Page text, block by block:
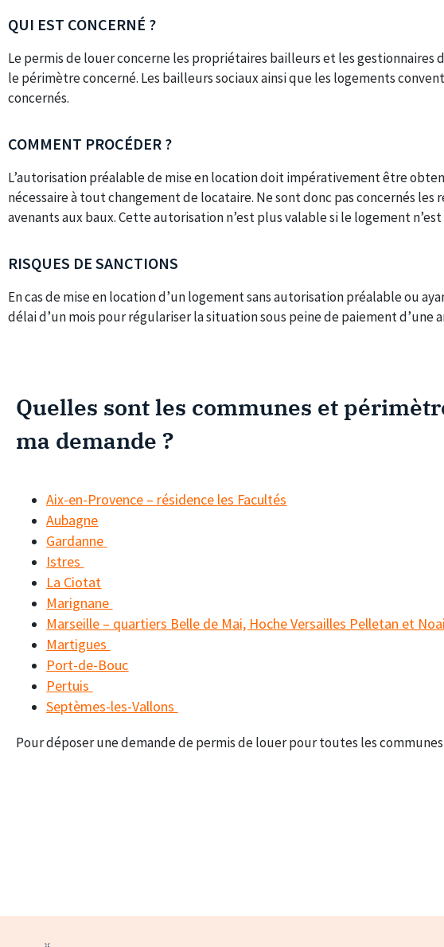
QUI EST CONCERNÉ ?
Le permis de louer concerne les propriétaires bailleurs et les
le périmètre concerné. Les bailleurs sociaux ainsi que les logements
concernés.
COMMENT PROCÉDER ?
L’autorisation préalable de mise en location doit impérativement être
nécessaire à tout changement de locataire. Ne sont donc pas concernés
avenants aux baux. Cette autorisation n’est plus valable si le logement
RISQUES DE SANCTIONS
En cas de mise en location d’un logement sans autorisation préalable ou
délai d’un mois pour régulariser la situation sous peine de paiement d’une
Quelles sont les communes et
ma demande ?
Aix-en-Provence – résidence les Facultés
Aubagne
Gardanne
Istres
La Ciotat
Marignane
Marseille – quartiers Belle de Mai, Hoche Versailles Pelletan et
Martigues
Port-de-Bouc
Pertuis
Septèmes-les-Vallons
Pour déposer une demande de permis de louer pour toutes les